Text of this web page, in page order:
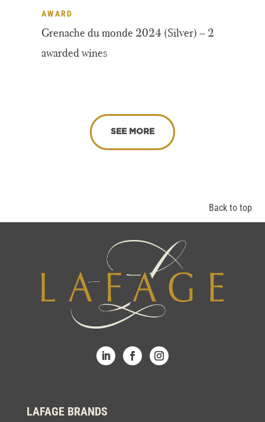
Grenache du monde 2024 (Silver) – 2
awarded wines
AWARD
SEE MORE
Back to top
LAFAGE BRANDS